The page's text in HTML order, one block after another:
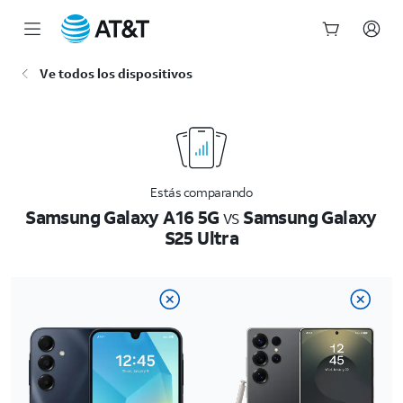
Ve todos los dispositivos
Estás comparando
Samsung Galaxy A16 5GvsSamsung Galaxy
S25 Ultra